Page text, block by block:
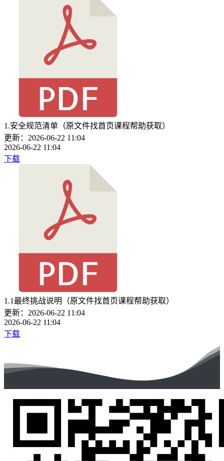
1.安全规范清单（原文件找首页课程帮助获取）
更新：2026-06-22 11:04
2026-06-22 11:04
下载
1.1最终挑战说明（原文件找首页课程帮助获取）
更新：2026-06-22 11:04
2026-06-22 11:04
下载